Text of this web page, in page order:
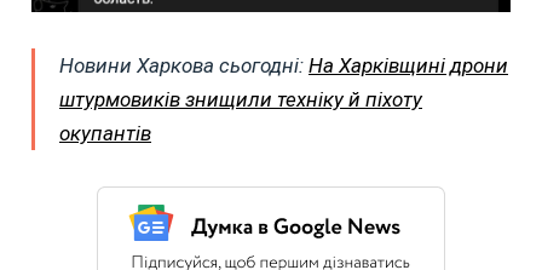
Новини Харкова сьогодні: На Харківщині дрони
штурмовиків знищили техніку й піхоту
окупантів